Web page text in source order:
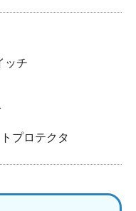
ッチ
プロテクタ